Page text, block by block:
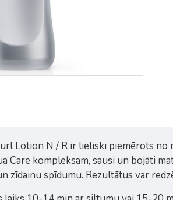
Lotion N / R ir lieliski piemērots
Care kompleksam, sausi un bojāti
zīdainu spīdumu. Rezultātus var